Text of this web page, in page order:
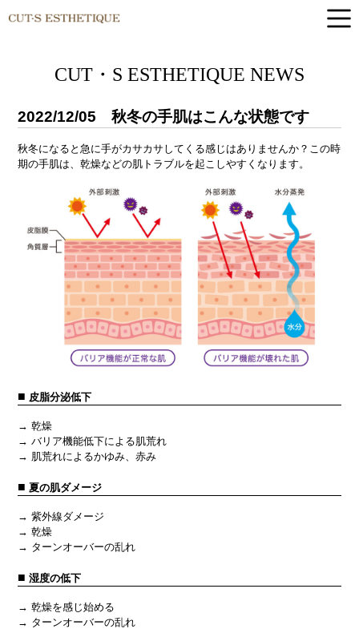
CUT・S ESTHETIQUE NEWS
2022/12/05 秋冬の手肌はこんな状態です
秋冬になると急に手がカサカサしてくる感じはありませんか？ この時
期の手肌は、乾燥などの肌トラブルを起こしやすくなります。
■ 皮脂分泌低下
→ 乾燥
→ バリア機能低下による肌荒れ
→ 肌荒れによるかゆみ、赤み
■夏の肌ダメージ
→ 紫外線ダメージ
→ 乾燥
→ ターンオーバーの乱れ
■湿度の低下
→ 乾燥を感じ始める
→ ターンオーバーの乱れ